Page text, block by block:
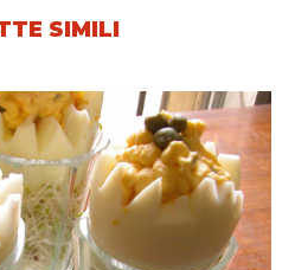
SIMILI